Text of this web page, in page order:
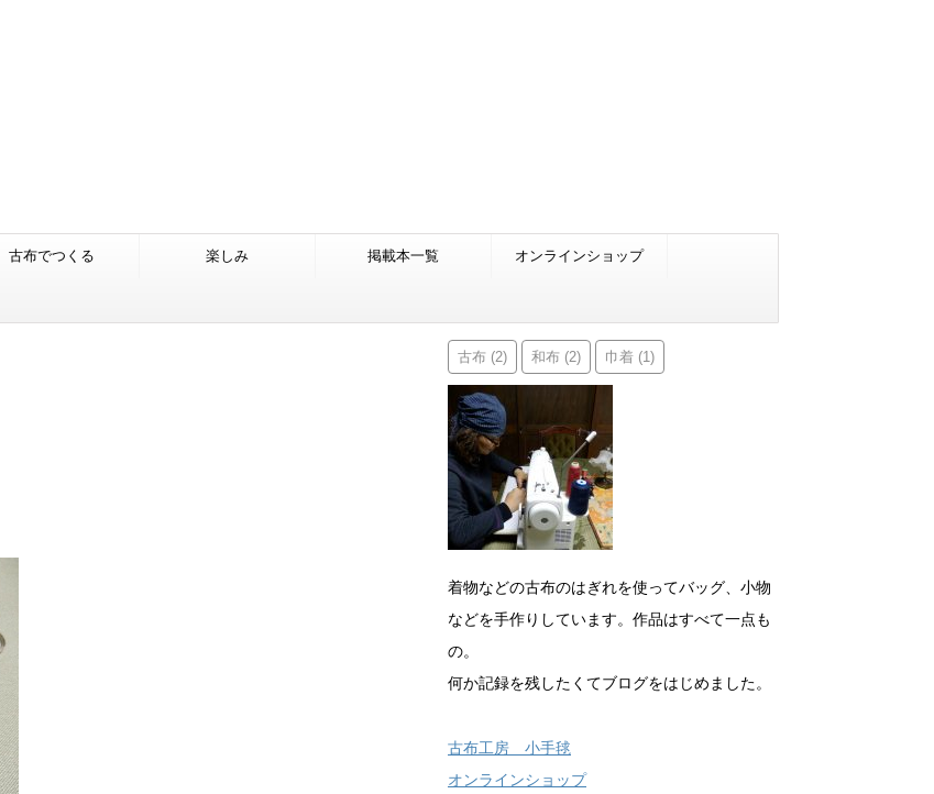
古布でつくる 楽しみ 掲載本一覧 オンラインショップ
古布 (2) 和布 (2) 巾着 (1)
着物などの古布のはぎれを使ってバッグ、小物
などを手作りしています。作品はすべて一点も
の。
何か記録を残したくてブログをはじめました。
古布工房 小手毬
オンラインショップ